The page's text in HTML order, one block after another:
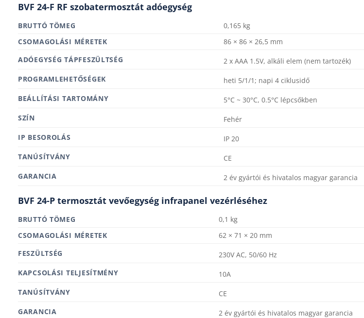
BVF 24-F RF szobatermosztát adóegység
BRUTTÓ TÖMEG
0,165 kg
MÉRETEK
86 × 86 × 26,5 mm
ADÓEGYSÉG TÁPFESZÜLTSÉG
2 x AAA 1.5V, alkáli elem (nem tartozék)
PROGRAMLEHETŐSÉGEK
heti 5/1/1; napi 4 ciklusidő
BEÁLLÍTÁSI TARTOMÁNY
5°C ~ 30°C, 0.5°C lépcsőkben
SZÍN
Fehér
IP BESOROLÁS
IP 20
TANÚSÍTVÁNY
CE
GARANCIA
2 év gyártói és hivatalos magyar garancia
BVF 24-P termosztát vevőegység infrapanel vezérléséhez
BRUTTÓ TÖMEG
0,1 kg
MÉRETEK
62 × 71 × 20 mm
FESZÜLTSÉG
230V AC, 50/60 Hz
KAPCSOLÁSI TELJESÍTMÉNY
10A
TANÚSÍTVÁNY
CE
GARANCIA
2 év gyártói és hivatalos magyar garancia